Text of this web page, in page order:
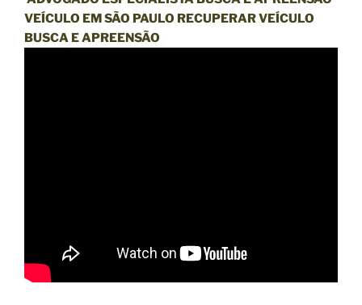
VEÍCULO EM SÃO PAULO RECUPERAR VEÍCULO
BUSCA E APREENSÃO